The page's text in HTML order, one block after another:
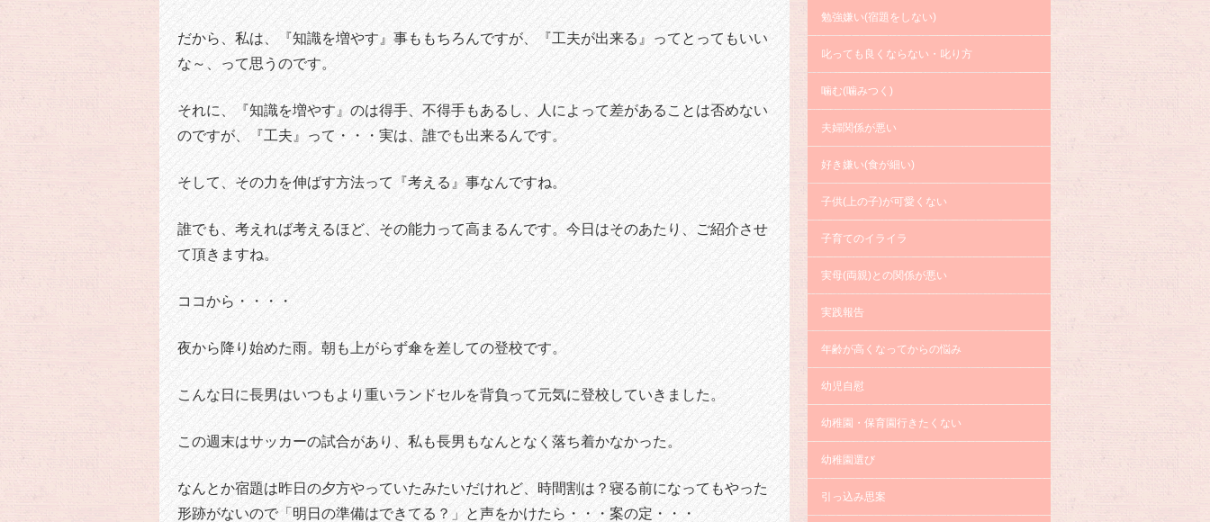
だから、私は、『知識を増やす』事ももちろんですが、『工夫が出来る』ってとってもいい
な～、って思うのです。
それに、『知識を増やす』のは得手、不得手もあるし、人によって差があることは否めない
のですが、『工夫』って・・・実は、誰でも出来るんです。
そして、その力を伸ばす方法って『考える』事なんですね。
誰でも、考えれば考えるほど、その能力って高まるんです。今日はそのあたり、ご紹介させ
て頂きますね。
ココから・・・・
夜から降り始めた雨。朝も上がらず傘を差しての登校です。
こんな日に長男はいつもより重いランドセルを背負って元気に登校していきました。
この週末はサッカーの試合があり、私も長男もなんとなく落ち着かなかった。
なんとか宿題は昨日の夕方やっていたみたいだけれど、時間割は？寝る前になってもやった
形跡がないので「明日の準備はできてる？」と声をかけたら・・・案の定・・・
勉強嫌い(宿題をしない)
叱っても良くならない・叱り方
噛む(噛みつく)
夫婦関係が悪い
好き嫌い(食が細い)
子供(上の子)が可愛くない
子育てのイライラ
実母(両親)との関係が悪い
実践報告
年齢が高くなってからの悩み
幼児自慰
幼稚園・保育園行きたくない
幼稚園選び
引っ込み思案